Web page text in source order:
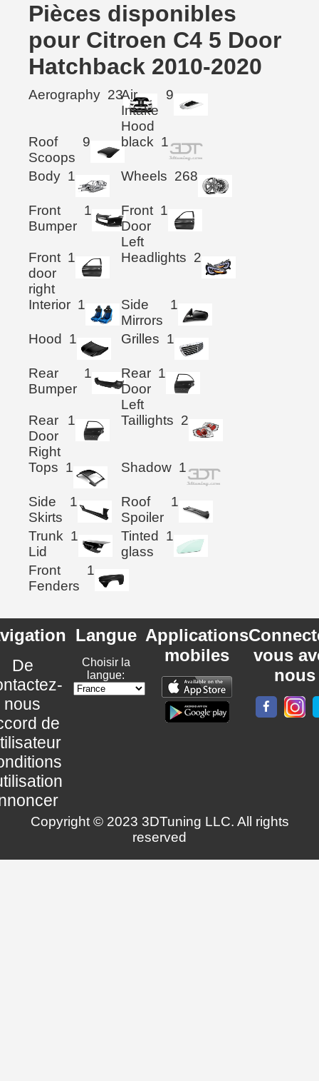
Pièces disponibles
pour Citroen C4 5 Door
Hatchback 2010-2020
Aerography 23Air
Intake
Hood
9
Roof
Scoops
9 black 1
Body 1 Wheels 268
Front
Bumper
1
Front
Door
Left
1
Front
door
right
1 Headlights 2
Interior 1
Side
Mirrors
1
Hood 1 Grilles 1
Rear
Bumper
1
Rear
Door
Left
1
Rear
Door
Right
1 Taillights 2
Tops 1 Shadow 1
Side
Skirts
1
Roof
Spoiler
1
Trunk
Lid
1
Tinted
glass
1
Front
Fenders
1
De
nous
de
Langue
Choisir la
langue:
Applications
mobiles
vous
nous
Copyright © 2023 3DTuning LLC. All rights
reserved